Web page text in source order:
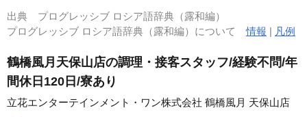
出典 プログレッシブ ロシア語辞典（露和編）
プログレッシブ ロシア語辞典（露和編）について情報 | 凡例
鶴橋風月天保山店の調理・接客スタッフ/経験不問/年
間休日120日/寮あり
立花エンターテインメント・ワン株式会社 鶴橋風月 天保山店